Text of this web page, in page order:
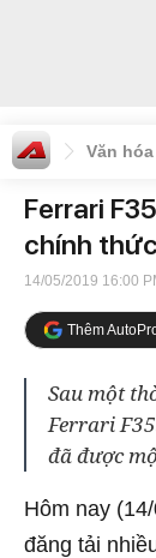
Văn
Ferrari
chính
14/05/2019 16:00
Thêm
Sau một
Ferrari
đã được
Hôm nay
đăng tải